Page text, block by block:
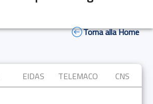
Torna alla Home
EIDAS TELEMACO CNS